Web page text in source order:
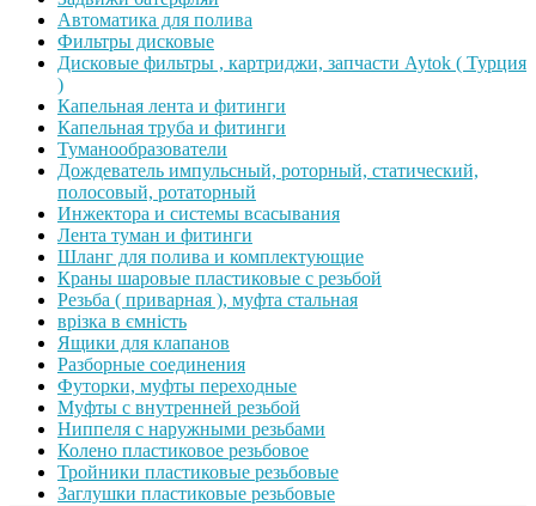
Автоматика для полива
Фильтры дисковые
Дисковые фильтры , картриджи, запчасти Aytok ( Турция
)
Капельная лента и фитинги
Капельная труба и фитинги
Туманообразователи
Дождеватель импульсный, роторный, статический,
полосовый, ротаторный
Инжектора и системы всасывания
Лента туман и фитинги
Шланг для полива и комплектующие
Краны шаровые пластиковые с резьбой
Резьба ( приварная ), муфта стальная
врізка в ємність
Ящики для клапанов
Разборные соединения
Футорки, муфты переходные
Муфты с внутренней резьбой
Ниппеля с наружными резьбами
Колено пластиковое резьбовое
Тройники пластиковые резьбовые
Заглушки пластиковые резьбовые